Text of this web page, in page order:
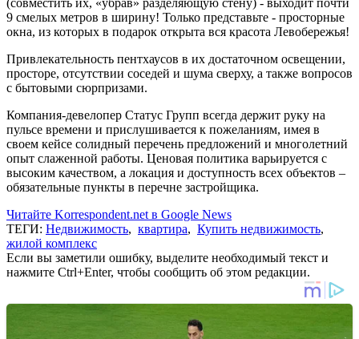
9 смелых метров в ширину! Только представьте - просторные
окна, из которых в подарок открыта вся красота Левобережья!
Привлекательность пентхаусов в их достаточном освещении,
просторе, отсутствии соседей и шума сверху, а также вопросов
с бытовыми сюрпризами.
Компания-девелопер Статус Групп всегда держит руку на
пульсе времени и прислушивается к пожеланиям, имея в
своем кейсе солидный перечень предложений и многолетний
опыт слаженной работы. Ценовая политика варьируется с
высоким качеством, а локация и доступность всех объектов –
обязательные пункты в перечне застройщика.
Читайте Korrespondent.net в Google News
ТЕГИ: Недвижимость, квартира, Купить недвижимость,
жилой комплекс
Если вы заметили ошибку, выделите необходимый текст и
нажмите Ctrl+Enter, чтобы сообщить об этом редакции.